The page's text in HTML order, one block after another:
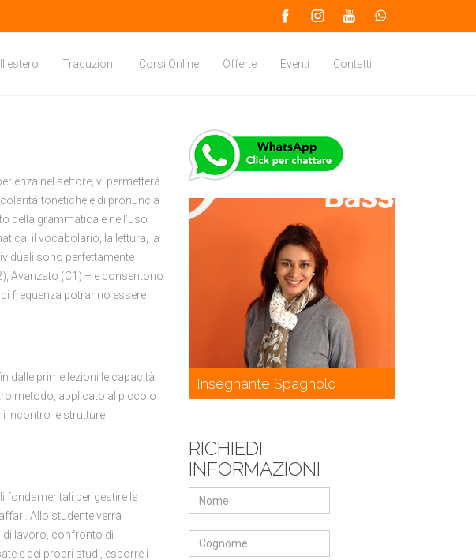
Traduzioni Corsi Online Offerte Eventi Contatti
nel settore, vi permetterà
fonetiche e di pronuncia
della grammatica e nell’uso
il vocabolario, la lettura, la
sono perfettamente
Avanzato (C1) – e consentono
frequenza potranno essere
dalle prime lezioni le capacità
metodo, applicato al piccolo
incontro le strutture
fondamentali per gestire le
Allo studente verrà
di lavoro, confronto di
e dei propri studi, esporre i
Insegnante Spagnolo
RICHIEDI
INFORMAZIONI